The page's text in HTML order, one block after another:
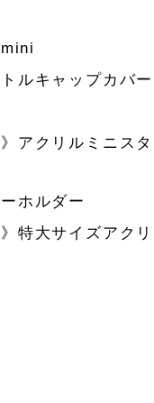
ルキャップカバー
アクリルミニスタ
ホルダー
特大サイズアクリ